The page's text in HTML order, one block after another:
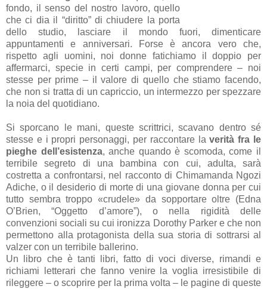
fondo, il senso del nostro lavoro, quello
che ci dia il “diritto” di chiudere la porta
dello studio, lasciare il mondo fuori, dimenticare
appuntamenti e anniversari. Forse è ancora vero che,
rispetto agli uomini, noi donne fatichiamo il doppio per
affermarci, specie in certi campi, per comprendere – noi
stesse per prime – il valore di quello che stiamo facendo,
che non si tratta di un capriccio, un intermezzo per spezzare
la noia del quotidiano.
Si sporcano le mani, queste scrittrici, scavano dentro sé
stesse e i propri personaggi, per raccontare laverità fra le
pieghe dell’esistenza, anche quando è scomoda, come il
terribile segreto di una bambina con cui, adulta, sarà
costretta a confrontarsi, nel racconto di Chimamanda Ngozi
Adiche, o il desiderio di morte di una giovane donna per cui
tutto sembra troppo «crudele» da sopportare oltre (Edna
O’Brien, “Oggetto d’amore”), o nella rigidità delle
convenzioni sociali su cui ironizza Dorothy Parker e che non
permettono alla protagonista della sua storia di sottrarsi al
valzer con un terribile ballerino.
Un libro che è tanti libri, fatto di voci diverse, rimandi e
richiami letterari che fanno venire la voglia irresistibile di
rileggere – o scoprire per la prima volta – le pagine di queste